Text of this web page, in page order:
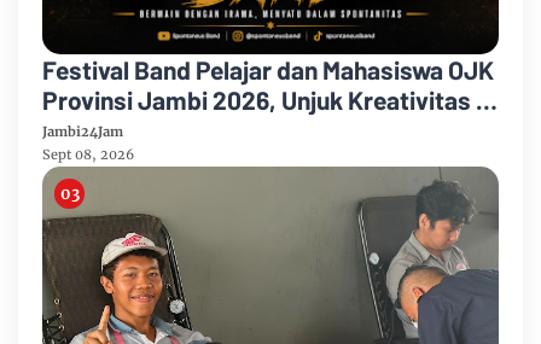
Festival Band Pelajar dan Mahasiswa OJK
Provinsi Jambi 2026, Unjuk Kreativitas di
Taman Banjuran Budayo, Spontaneus
Band Raih Juara 2
Jambi24Jam
Sept 08, 2026